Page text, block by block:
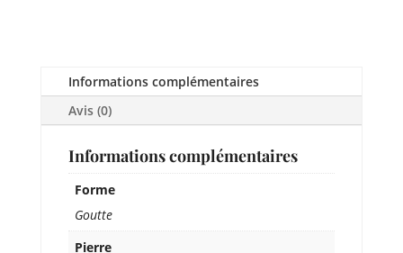
Informations complémentaires
Avis (0)
Informations complémentaires
Forme
Goutte
Pierre